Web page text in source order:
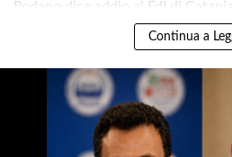
Rodano dice addio al FdI di
Continua a